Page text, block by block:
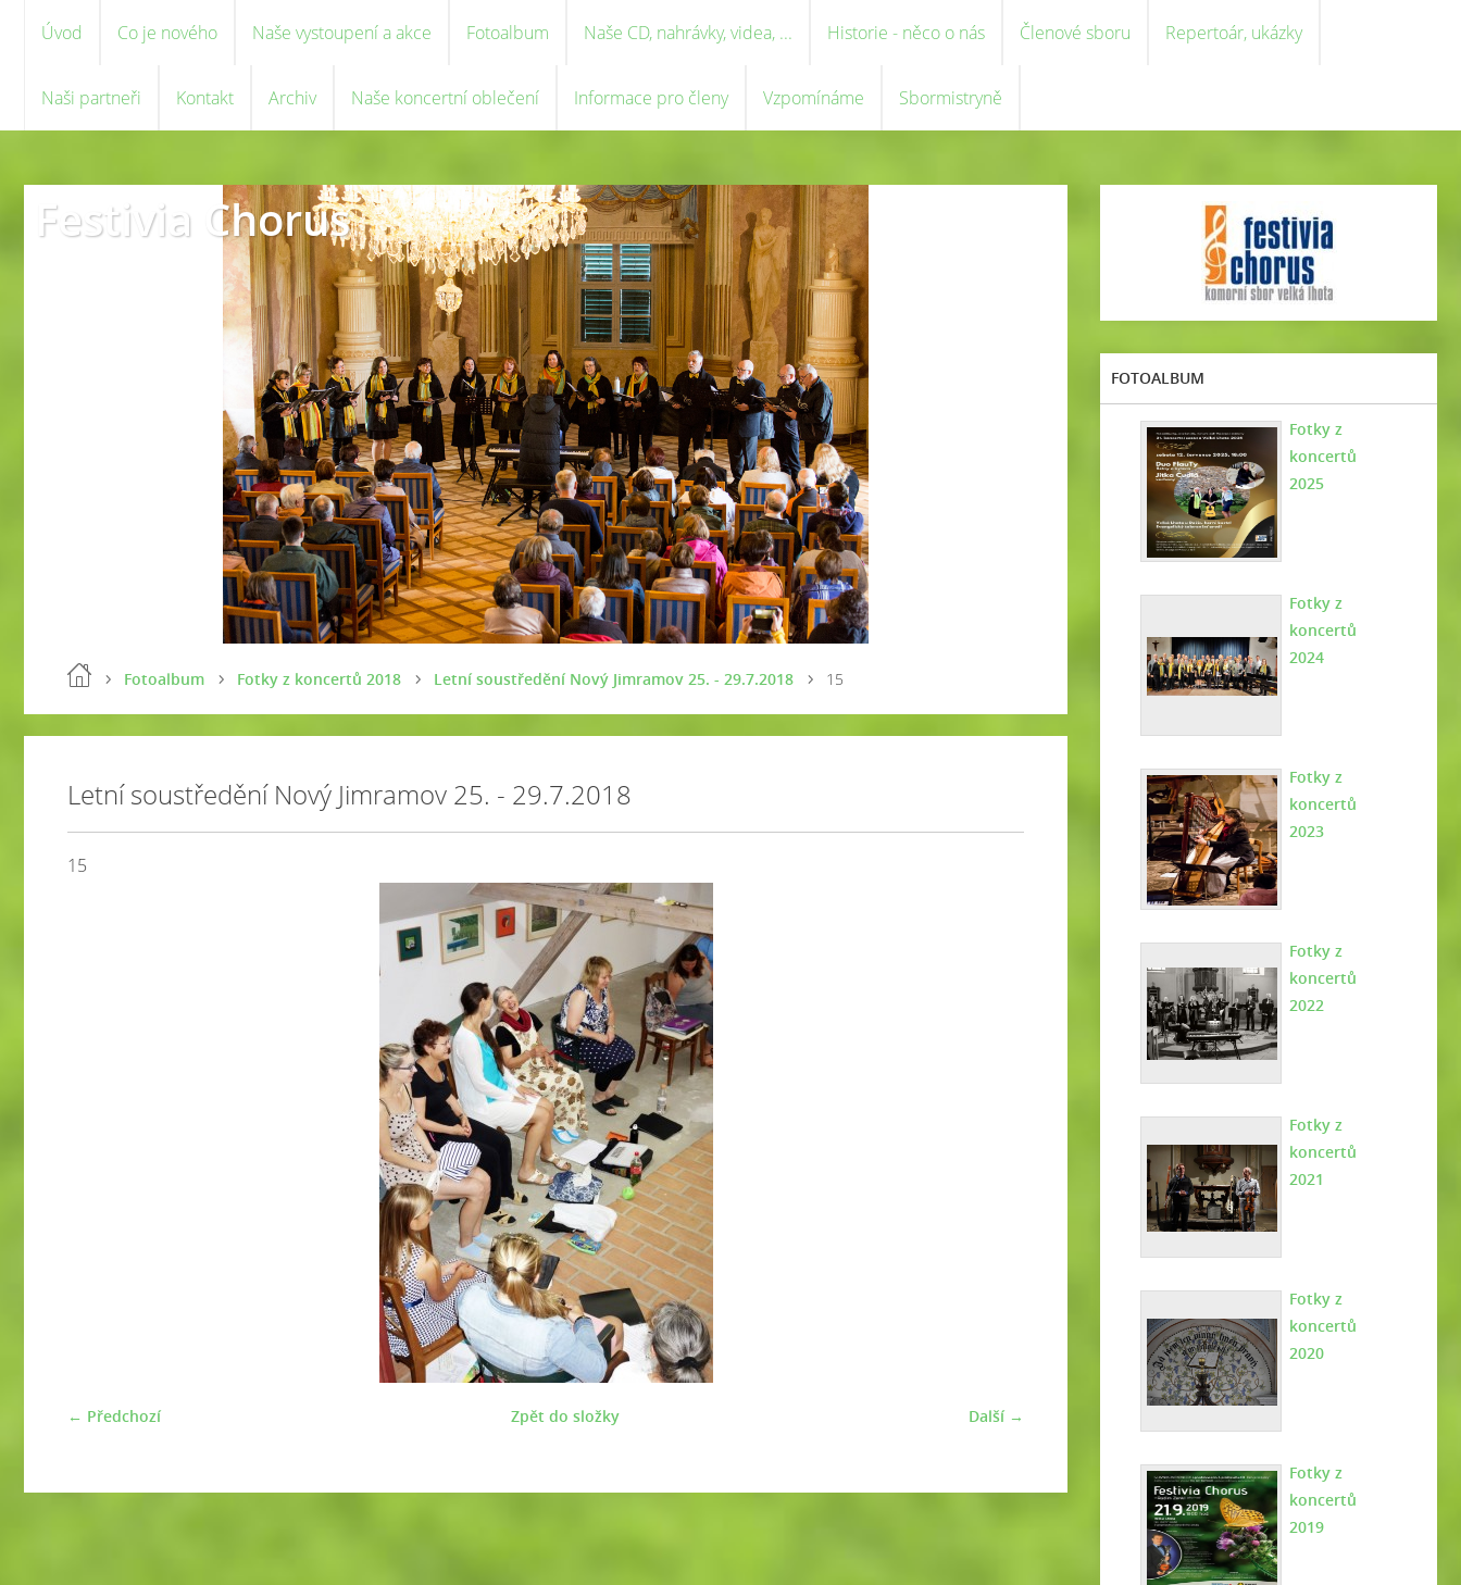
Úvod Co je nového Naše vystoupení a akce Fotoalbum Naše CD, nahrávky, videa, ... Historie - něco o nás Členové sboru Repertoár, ukázky
Naši partneři Kontakt Archiv Naše koncertní oblečení Informace pro členy Vzpomínáme Sbormistryně
Festivia Chorus
Fotoalbum Fotky z koncertů 2018 Letní soustředění Nový Jimramov 25. - 29.7.2018 15
Letní soustředění Nový Jimramov 25. - 29.7.2018
15
← Předchozí Další →
Zpět do složky
FOTOALBUM
Fotky z
koncertů
2025
Fotky z
koncertů
2024
Fotky z
koncertů
2023
Fotky z
koncertů
2022
Fotky z
koncertů
2021
Fotky z
koncertů
2020
Fotky z
koncertů
2019